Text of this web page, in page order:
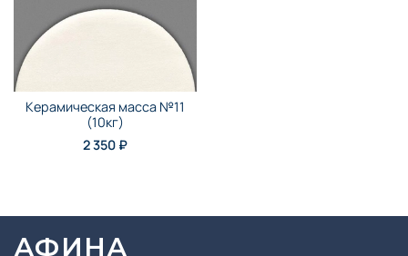
Керамическая масса №11
(10кг)
2 350 ₽
АФИНА